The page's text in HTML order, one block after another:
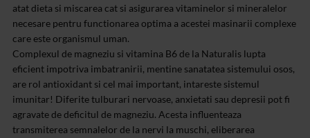
atat dieta si miscarea cat si asigurarea vitaminelor si mineralelor
necesare pentru functionarea optima a acestei masinarii complexe
care este organismul uman.
Complexul de magneziu si vitamina B6 de la Naturalis lupta
eficient impotriva imbatranirii, mentine sanatatea sistemului osos,
are rol antioxidant si cel mai important, intareste sistemul
imunitar! Diferite tulburari nervoase, anxietati sau depresii pot fi
agravate de deficitul de magneziu. Acesta influenteaza
transmiterea semnalelor de la nervi la muschi, eliberarea